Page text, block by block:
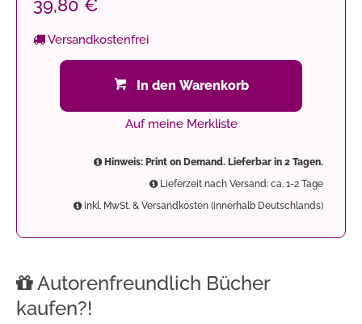
39,80 €
Versandkostenfrei
In den Warenkorb
Auf meine Merkliste
Hinweis: Print on Demand. Lieferbar in 2 Tagen.
Lieferzeit nach Versand: ca. 1-2 Tage
inkl. MwSt. & Versandkosten (innerhalb Deutschlands)
Autorenfreundlich Bücher
kaufen?!